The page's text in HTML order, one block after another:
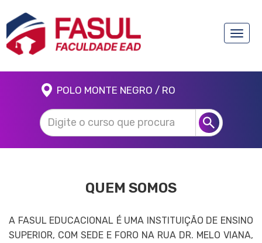
Toggle
POLO MONTE NEGRO / RO
QUEM SOMOS
A FASUL EDUCACIONAL É UMA INSTITUIÇÃO DE ENSINO
SUPERIOR, COM SEDE E FORO NA RUA DR. MELO VIANA,